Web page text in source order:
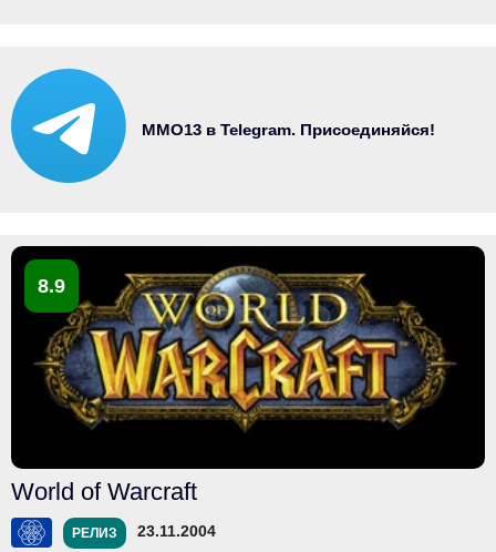
MMO13 в Telegram. Присоединяйся!
8.9
World of Warcraft
РЕЛИЗ 23.11.2004